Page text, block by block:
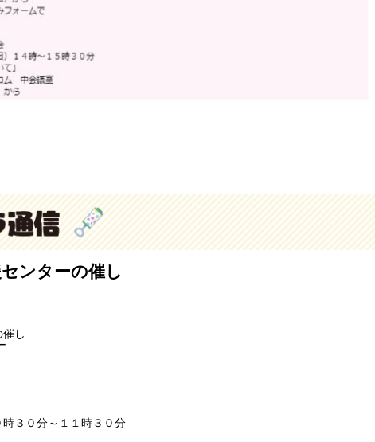
ンターの催し
し
３０分～１１時３０分